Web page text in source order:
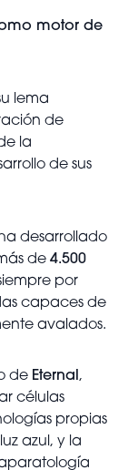
motor de
lema
de
la
de sus
desarrollado
de 4.500
por
capaces de
avalados.
de Eternal ,
células
propias
azul, y la